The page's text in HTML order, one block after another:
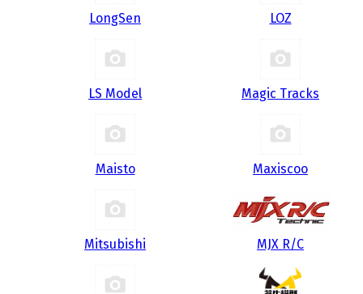
LongSen LOZ
LS Model Magic Tracks
Maisto Maxiscoo
Mitsubishi MJX R/C